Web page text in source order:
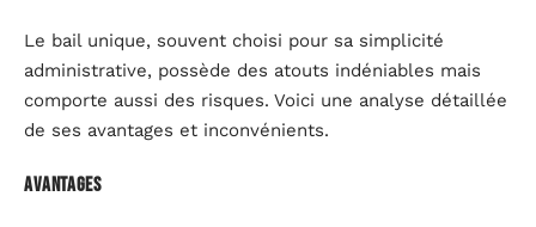
Le bail unique, souvent choisi pour sa simplicité
administrative, possède des atouts indéniables mais
comporte aussi des risques. Voici une analyse détaillée
de ses avantages et inconvénients.
Avantages